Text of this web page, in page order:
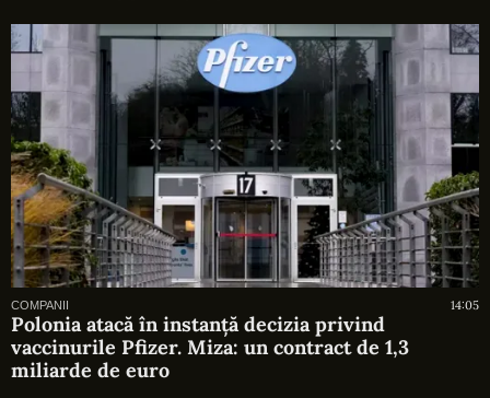
COMPANII 14:05
Polonia atacă în instanță decizia privind
vaccinurile Pfizer. Miza: un contract de 1,3
miliarde de euro